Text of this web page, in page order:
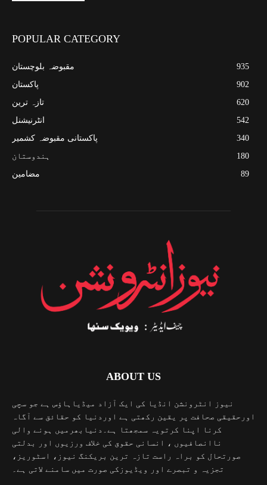
POPULAR CATEGORY
مقبوضہ بلوچستان
935
پاکستان
902
تازہ ترین
620
انٹرنیشنل
542
پاکستانی مقبوضہ کشمیر
340
ہندوستان
180
مضامین
89
ABOUT US
نیوز انٹرونشن انڈیا کی ایک آزاد میڈیاہاؤس ہے جو سچی
اورحقیقی صحافت پر یقین رکھتی ہے اوردنیا کو حقائق سے آگاہ
کرنا اپنا کرتویہ سمجھتا ہے۔دنیابھرمیں ہونے والی
ناانصافیوں ، انسانی حقوق کی خلاف ورزیوں اور بدلتی
صورتحال کو براہ راست تازہ ترین بریکنگ نیوز، اسٹوریز،
تجزیہ و تبصرے اور ویڈیوزکی صورت میں سامنے لاتی ہے۔